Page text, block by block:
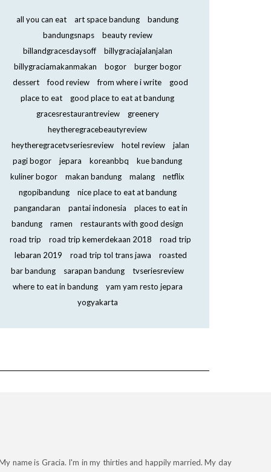
all you can eat art space bandung
bandung
bandungsnaps
beauty review
billandgracesdaysoff
billygraciajalanjalan
billygraciamakanmakan
bogor
burger bogor
dessert
food review from where i write
good
place to eat
good place to eat at bandung
gracesrestaurantreview
greenery
heytheregracebeautyreview
heytheregracetvseriesreview
hotel review
jalan
pagi bogor
jepara koreanbbq
kue bandung
kuliner bogor
makan bandung malang
netflix
ngopibandung
nice place to eat at bandung
pangandaran
pantai indonesia
places to eat in
bandung
ramen
restaurants with good design
road trip
road trip kemerdekaan 2018
road trip
lebaran 2019
road trip tol trans jawa
roasted
bar bandung
sarapan bandung
tvseriesreview
where to eat in bandung
yam yam resto jepara
yogyakarta
name is Gracia. I'm in my thirties and happily married. My day